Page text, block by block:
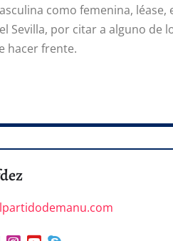
como femenina, léase,
Sevilla, por citar a alguno
hacer frente.